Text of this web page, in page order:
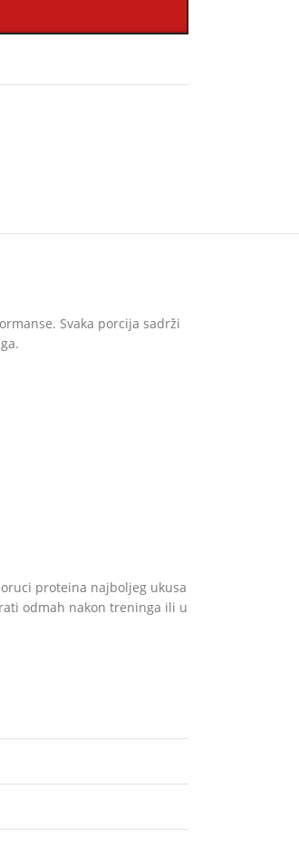
Svaka porcija sadrži
proteina najboljeg ukusa
odmah nakon treninga ili u